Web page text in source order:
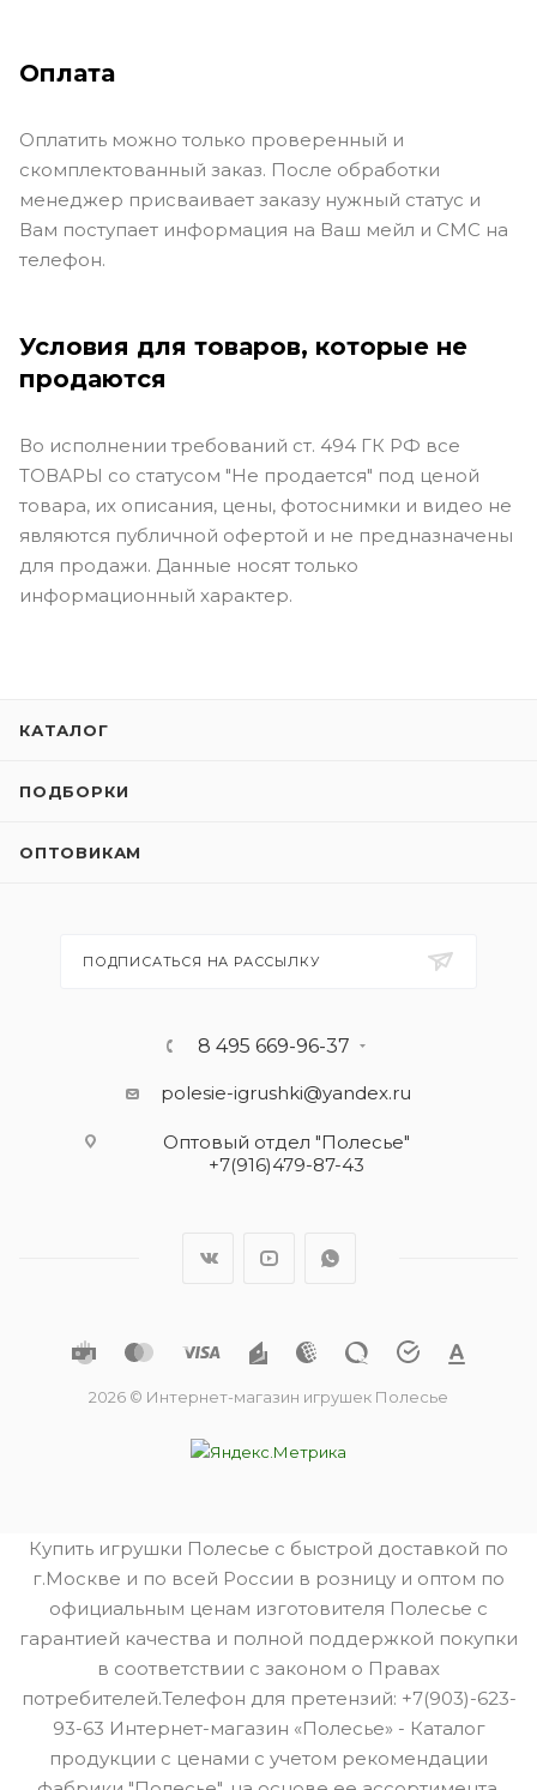
Оплата
Оплатить можно только проверенный и
скомплектованный заказ. После обработки
менеджер присваивает заказу нужный статус и
Вам поступает информация на Ваш мейл и СМС на
телефон.
Условия для товаров, которые не
продаются
Во исполнении требований ст. 494 ГК РФ все
ТОВАРЫ со статусом "Не продается" под ценой
товара, их описания, цены, фотоснимки и видео не
являются публичной офертой и не предназначены
для продажи. Данные носят только
информационный характер.
КАТАЛОГ
ПОДБОРКИ
ОПТОВИКАМ
ПОДПИСАТЬСЯ НА РАССЫЛКУ
8 495 669-96-37
polesie-igrushki@yandex.ru
Оптовый отдел "Полесье"
+7(916)479-87-43
2026 © Интернет-магазин игрушек Полесье
Купить игрушки Полесье с быстрой доставкой по
г.Москве и по всей России в розницу и оптом по
официальным ценам изготовителя Полесье с
гарантией качества и полной поддержкой покупки
в соответствии с законом о Правах
потребителей.Телефон для претензий: +7(903)-623-
93-63 Интернет-магазин «Полесье» - Каталог
продукции с ценами с учетом рекомендации